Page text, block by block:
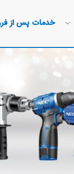
خدمات پس از